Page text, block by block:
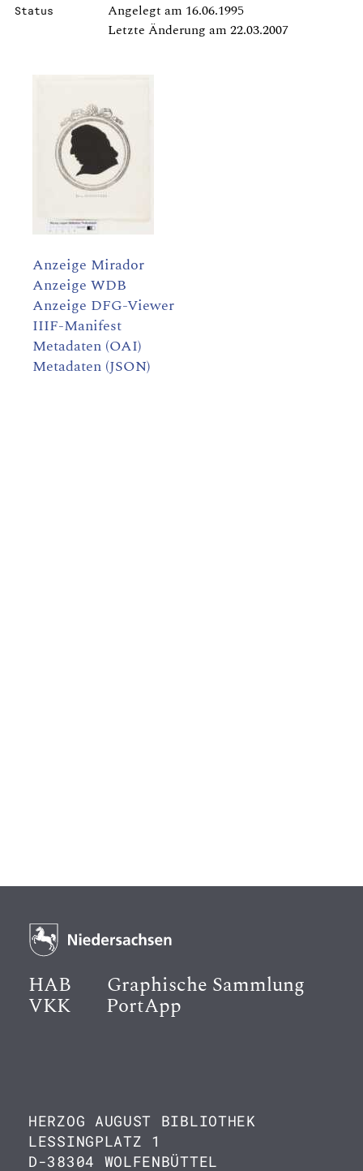
Status
Angelegt am 16.06.1995
Letzte Änderung am 22.03.2007
Anzeige Mirador
Anzeige WDB
Anzeige DFG-Viewer
IIIF-Manifest
Metadaten (OAI)
Metadaten (JSON)
HAB Graphische Sammlung
VKK PortApp
HERZOG AUGUST BIBLIOTHEK
LESSINGPLATZ 1
D-38304 WOLFENBÜTTEL